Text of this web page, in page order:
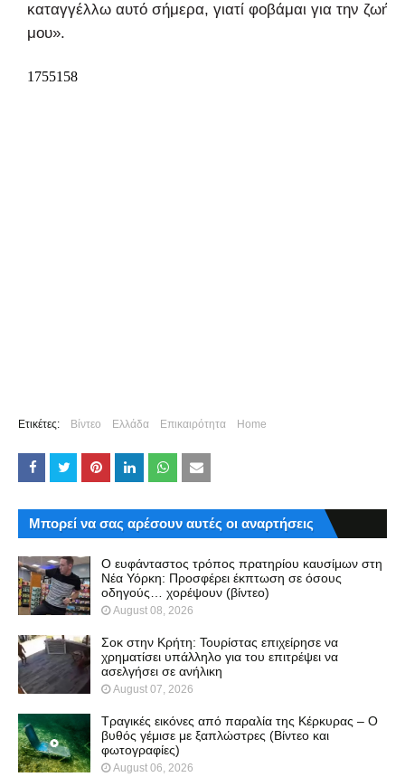
καταγγέλλω αυτό σήμερα, γιατί φοβάμαι για την ζωή
μου».
Ετικέτες: Βίντεο Ελλάδα Επικαιρότητα Home
Μπορεί να σας αρέσουν αυτές οι αναρτήσεις
Ο ευφάνταστος τρόπος πρατηρίου καυσίμων στη
Νέα Υόρκη: Προσφέρει έκπτωση σε όσους
οδηγούς… χορέψουν (βίντεο)
August 08, 2026
Σοκ στην Κρήτη: Τουρίστας επιχείρησε να
χρηματίσει υπάλληλο για του επιτρέψει να
ασελγήσει σε ανήλικη
August 07, 2026
Τραγικές εικόνες από παραλία της Κέρκυρας – Ο
βυθός γέμισε με ξαπλώστρες (Βίντεο και
φωτογραφίες)
August 06, 2026